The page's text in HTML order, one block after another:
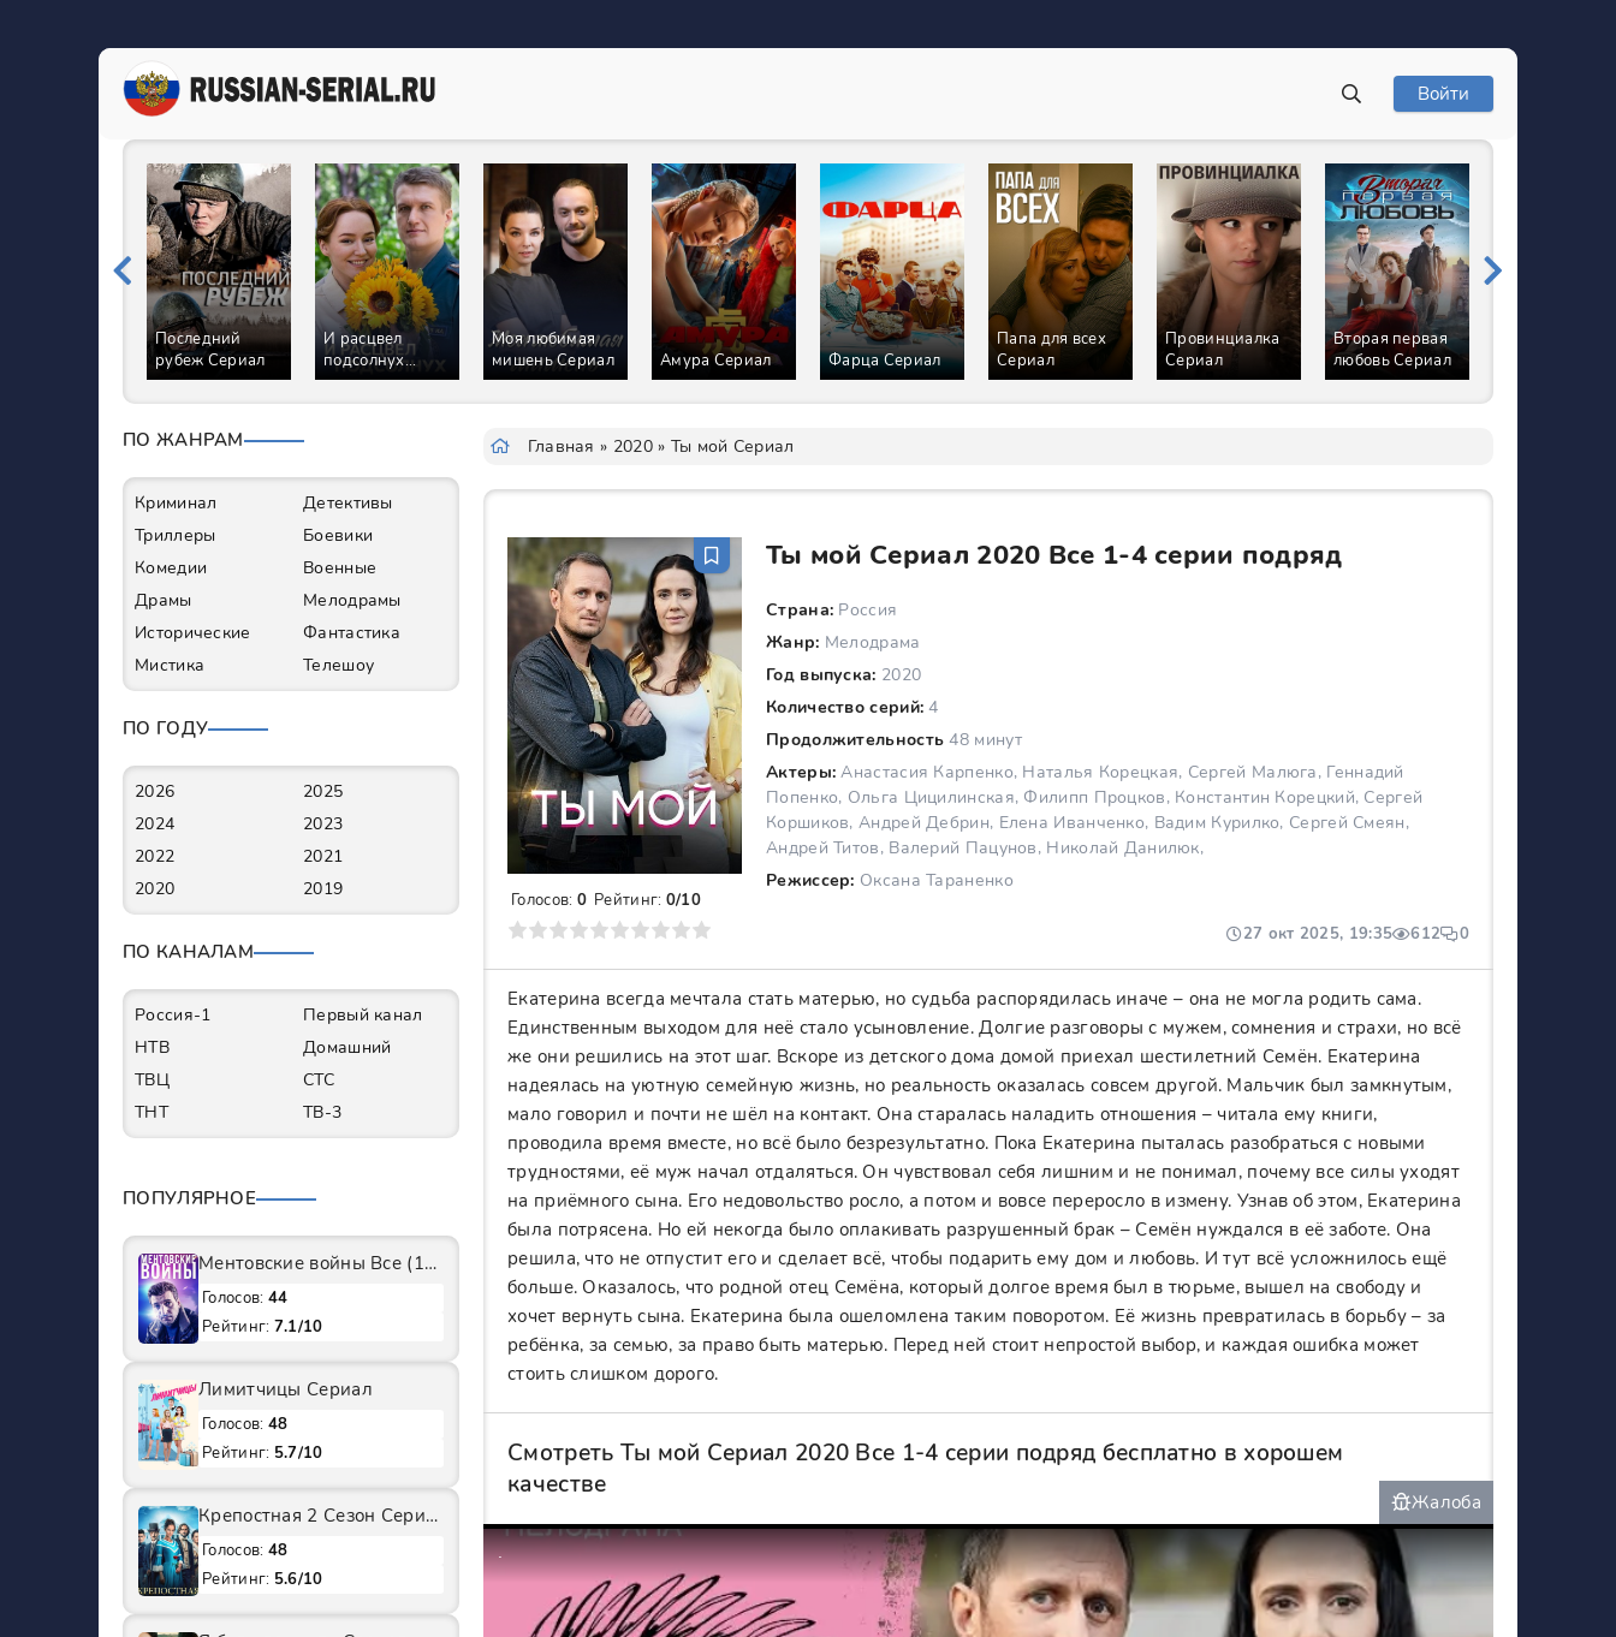
Войти
Последний
рубеж Сериал
И расцвел
подсолнух
Сериал
Моя любимая
мишень Сериал
Амура Сериал Фарца Сериал
Папа для всех
Сериал
Провинциалка
Сериал
Вторая первая
любовь Сериал
Главная » 2020» Ты мой Сериал
Ты мой Сериал 2020 Все 1-4 серии подряд
Страна: Россия
Жанр: Мелодрама
Год выпуска: 2020
Количество серий: 4
Продолжительность 48 минут
Актеры: Анастасия Карпенко, Наталья Корецкая, Сергей Малюга, Геннадий
Попенко, Ольга Цицилинская, Филипп Процков, Константин Корецкий, Сергей
Коршиков, Андрей Дебрин, Елена Иванченко, Вадим Курилко, Сергей Смеян,
Андрей Титов, Валерий Пацунов, Николай Данилюк,
Режиссер: Оксана Тараненко
27 окт 2025, 19:35 612 0
Голосов: 0 Рейтинг: 0/10
7 8 9 10
Екатерина всегда мечтала стать матерью, но судьба распорядилась иначе – она не могла родить сама.
Единственным выходом для неё стало усыновление. Долгие разговоры с мужем, сомнения и страхи, но всё
же они решились на этот шаг. Вскоре из детского дома домой приехал шестилетний Семён. Екатерина
надеялась на уютную семейную жизнь, но реальность оказалась совсем другой. Мальчик был замкнутым,
мало говорил и почти не шёл на контакт. Она старалась наладить отношения – читала ему книги,
проводила время вместе, но всё было безрезультатно. Пока Екатерина пыталась разобраться с новыми
трудностями, её муж начал отдаляться. Он чувствовал себя лишним и не понимал, почему все силы уходят
на приёмного сына. Его недовольство росло, а потом и вовсе переросло в измену. Узнав об этом, Екатерина
была потрясена. Но ей некогда было оплакивать разрушенный брак – Семён нуждался в её заботе. Она
решила, что не отпустит его и сделает всё, чтобы подарить ему дом и любовь. И тут всё усложнилось ещё
больше. Оказалось, что родной отец Семёна, который долгое время был в тюрьме, вышел на свободу и
хочет вернуть сына. Екатерина была ошеломлена таким поворотом. Её жизнь превратилась в борьбу – за
ребёнка, за семью, за право быть матерью. Перед ней стоит непростой выбор, и каждая ошибка может
стоить слишком дорого.
Смотреть Ты мой Сериал 2020 Все 1-4 серии подряд бесплатно в хорошем
качестве
Жалоба
ПО ЖАНРАМ
Криминал
Детективы
Триллеры
Боевики
Комедии
Военные
Драмы
Мелодрамы
Исторические
Фантастика
Мистика
Телешоу
ПО ГОДУ
2026
2025
2024
2023
2022
2021
2020
2019
ПО КАНАЛАМ
Россия-1
Первый канал
НТВ
Домашний
ТВЦ
СТС
ТНТ
ТВ-3
ПОПУЛЯРНОЕ
Ментовские войны Все (1-11 Сезоны) подряд Сериал
Голосов: 44
Рейтинг: 7.1/10
Лимитчицы Сериал
Голосов: 48
Рейтинг: 5.7/10
Крепостная 2 Сезон Сериал
Голосов: 48
Рейтинг: 5.6/10